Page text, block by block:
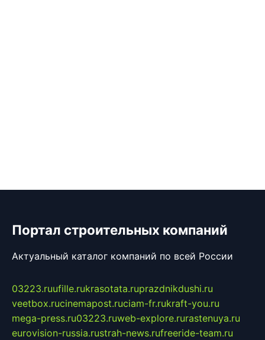
Портал строительных компаний
Актуальный каталог компаний по всей России
03223.ruufille.rukrasotata.ruprazdnikdushi.ru
veetbox.rucinemapost.ruciam-fr.rukraft-you.ru
mega-press.ru03223.ruweb-explore.rurastenuya.ru
eurovision-russia.rustrah-news.rufreeride-team.ru